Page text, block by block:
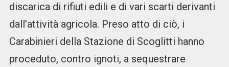
discarica di rifiuti edili e di vari scarti derivanti
dall’attività agricola. Preso atto di ciò, i
Carabinieri della Stazione di Scoglitti hanno
proceduto, contro ignoti, a sequestrare